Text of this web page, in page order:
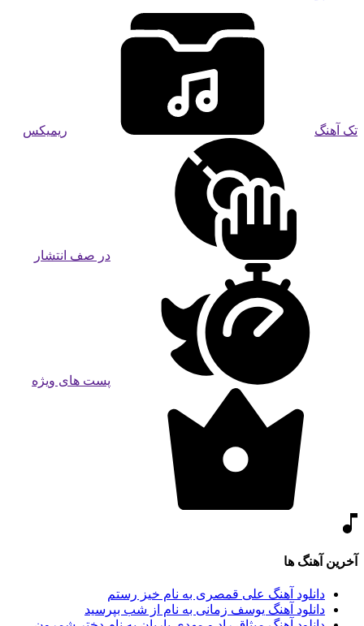
تک آهنگ ریمیکس
در صف انتشار
پست های ویژه
آخرین آهنگ ها
دانلود آهنگ علی قمصری به نام خیز رستم
دانلود آهنگ یوسف زمانی به نام از شب بپرسید